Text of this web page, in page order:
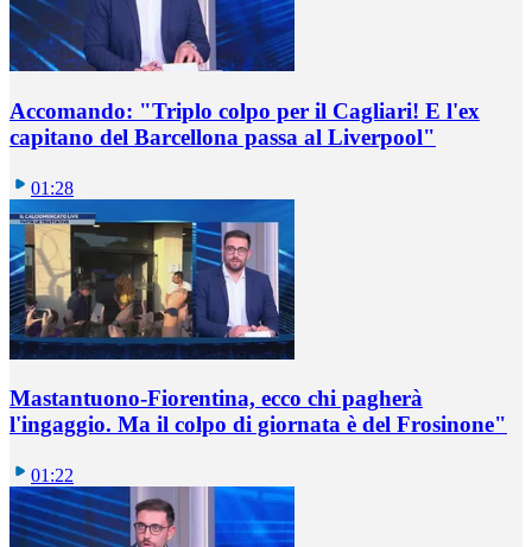
Accomando: "Triplo colpo per il Cagliari! E l'ex
capitano del Barcellona passa al Liverpool"
01:28
Mastantuono-Fiorentina, ecco chi pagherà
l'ingaggio. Ma il colpo di giornata è del Frosinone"
01:22